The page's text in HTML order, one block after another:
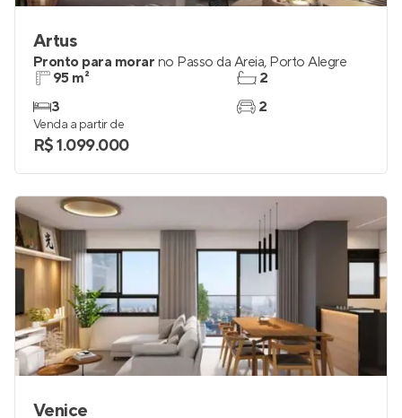
Artus
Pronto para morar no Passo da Areia, Porto Alegre
95 m²
3
2
2
Venda a partir de
R$ 1.099.000
Venice